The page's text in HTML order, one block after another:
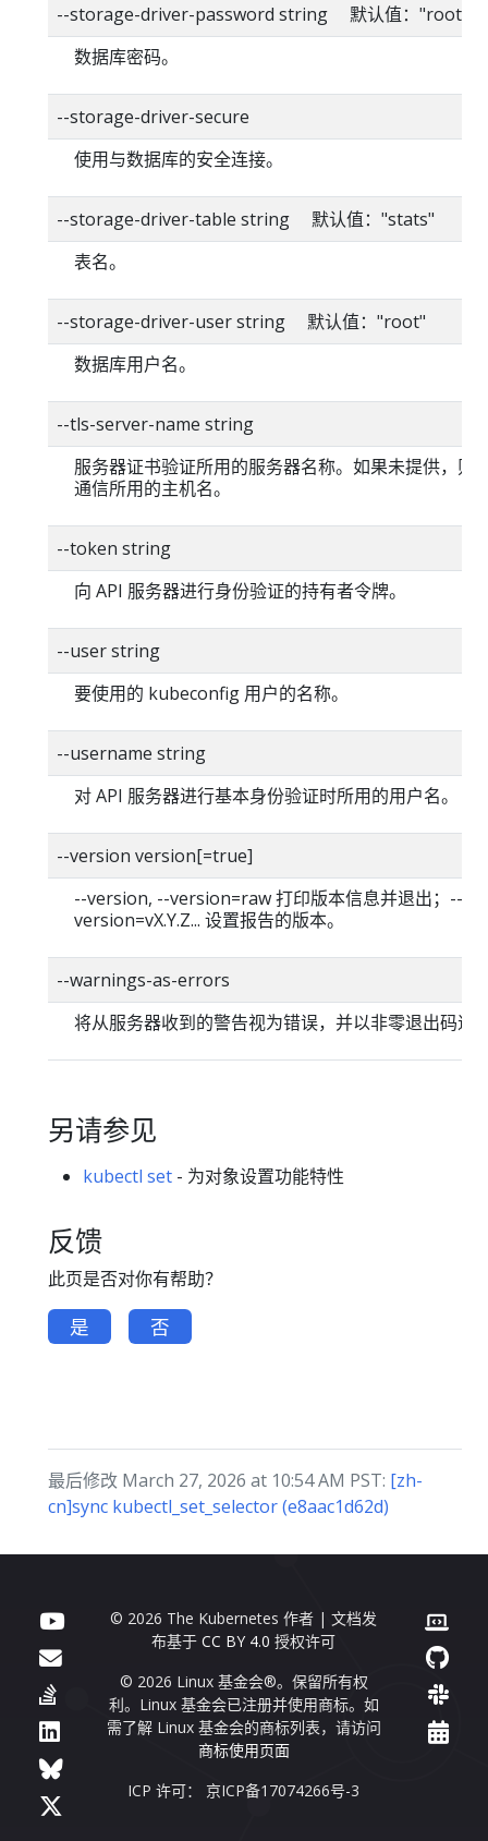
--storage-driver-password string 默认值："root"
数据库密码。
--storage-driver-secure
使用与数据库的安全连接。
--storage-driver-table string 默认值："stats"
表名。
--storage-driver-user string 默认值："root"
数据库用户名。
--tls-server-name string
服务器证书验证所用的服务器名称。如果未提供，则
通信所用的主机名。
--token string
向 API 服务器进行身份验证的持有者令牌。
--user string
要使用的 kubeconfig 用户的名称。
--username string
对 API 服务器进行基本身份验证时所用的用户名。
--version version[=true]
--version, --version=raw 打印版本信息并退出；--
version=vX.Y.Z... 设置报告的版本。
--warnings-as-errors
将从服务器收到的警告视为错误，并以非零退出码退
另请参见
kubectl set - 为对象设置功能特性
反馈
此页是否对你有帮助？
是 否
最后修改 March 27, 2026 at 10:54 AM PST: [zh-
cn]sync kubectl_set_selector (e8aac1d62d)
© 2026 The Kubernetes 作者 | 文档发
布基于CC BY 4.0 授权许可
© 2026 Linux 基金会®。保留所有权
利。Linux 基金会已注册并使用商标。如
需了解 Linux 基金会的商标列表，请访问
商标使用页面
ICP 许可： 京ICP备17074266号-3